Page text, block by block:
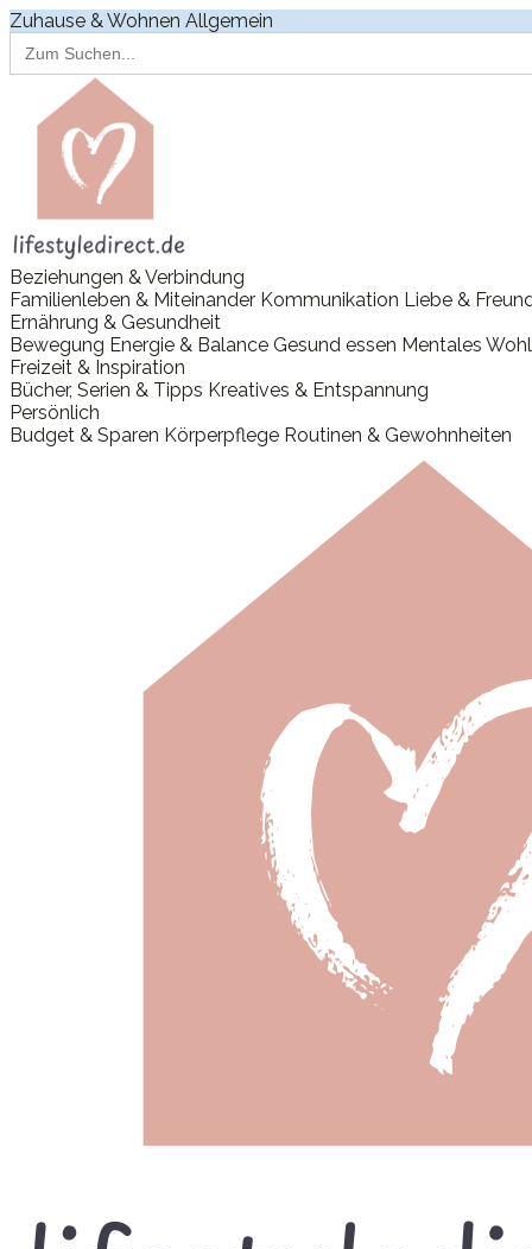
Zuhause & Wohnen Allgemein
Search
for:
Beziehungen & Verbindung
Familienleben & Miteinander Kommunikation Liebe &
Ernährung & Gesundheit
Bewegung Energie & Balance Gesund essen Mentales
Freizeit & Inspiration
Bücher, Serien & Tipps Kreatives & Entspannung
Persönlich
Budget & Sparen Körperpflege Routinen & Gewohnheiten